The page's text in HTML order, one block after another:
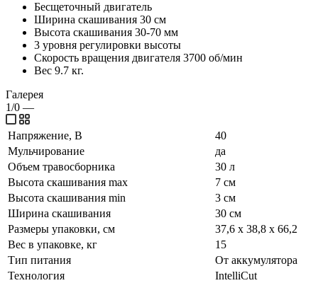
Бесщеточный двигатель
Ширина скашивания 30 см
Высота скашивания 30-70 мм
3 уровня регулировки высоты
Скорость вращения двигателя 3700 об/мин
Вес 9.7 кг.
Галерея
1/0 —
Напряжение, В
40
Мульчирование
да
Объем травосборника
30 л
Высота скашивания max
7 см
Высота скашивания min
3 см
Ширина скашивания
30 см
Размеры упаковки, см
37,6 х 38,8 х 66,2
Вес в упаковке, кг
15
Тип питания
От аккумулятора
Технология
IntelliCut